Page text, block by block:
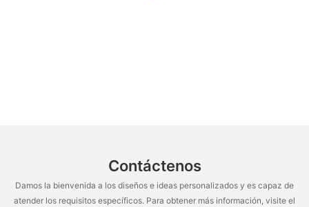
Contáctenos
Damos la bienvenida a los diseños e ideas personalizados y es capaz de
atender los requisitos específicos. Para obtener más información, visite el